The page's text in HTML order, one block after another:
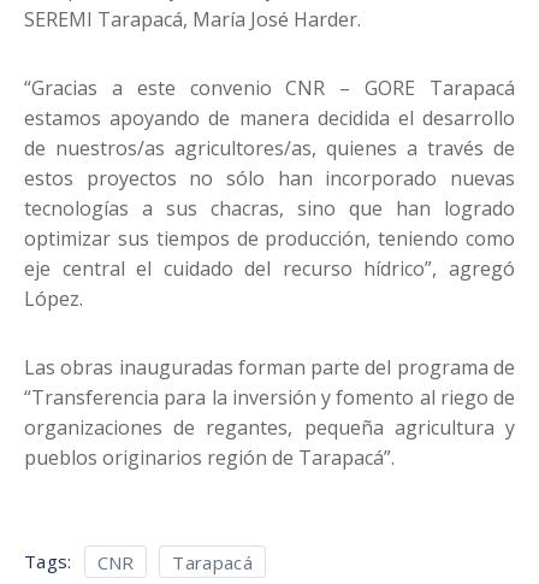
SEREMI Tarapacá, María José Harder.
“Gracias a este convenio CNR – GORE Tarapacá
estamos apoyando de manera decidida el desarrollo
de nuestros/as agricultores/as, quienes a través de
estos proyectos no sólo han incorporado nuevas
tecnologías a sus chacras, sino que han logrado
optimizar sus tiempos de producción, teniendo como
eje central el cuidado del recurso hídrico”, agregó
López.
Las obras inauguradas forman parte del programa de
“Transferencia para la inversión y fomento al riego de
organizaciones de regantes, pequeña agricultura y
pueblos originarios región de Tarapacá”.
Tags: CNR Tarapacá